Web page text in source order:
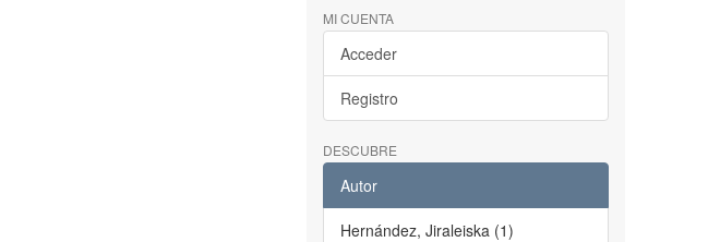
MI CUENTA
Acceder
Registro
DESCUBRE
Autor
Hernández, Jiraleiska (1)